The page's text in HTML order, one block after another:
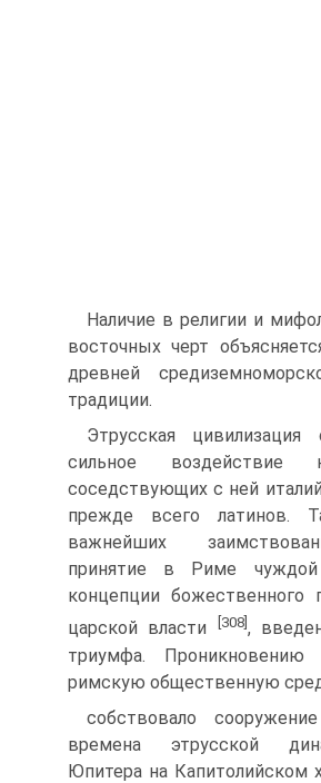
Наличие в религии и
восточных черт
древней
традиции.
Этрусская цивилизация
сильное воздействие
соседствующих с ней
прежде всего латинов.
важнейших
принятие в Риме
концепции божественного
царской власти
[308] ,
триумфа.
римскую общественную
собствовало
времена этрусской
Юпитера на Капитолийском